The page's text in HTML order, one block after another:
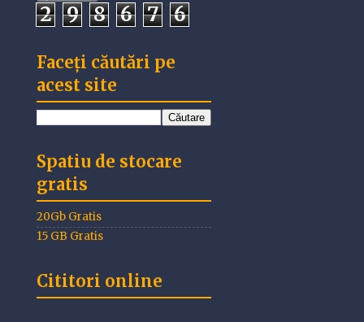
2 9 8 6 7 6
Faceți căutări pe
acest site
Spatiu de stocare
gratis
20Gb Gratis
15 GB Gratis
Cititori online